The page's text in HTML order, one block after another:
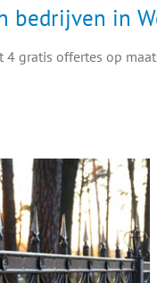
bedrijven in
gratis offertes op